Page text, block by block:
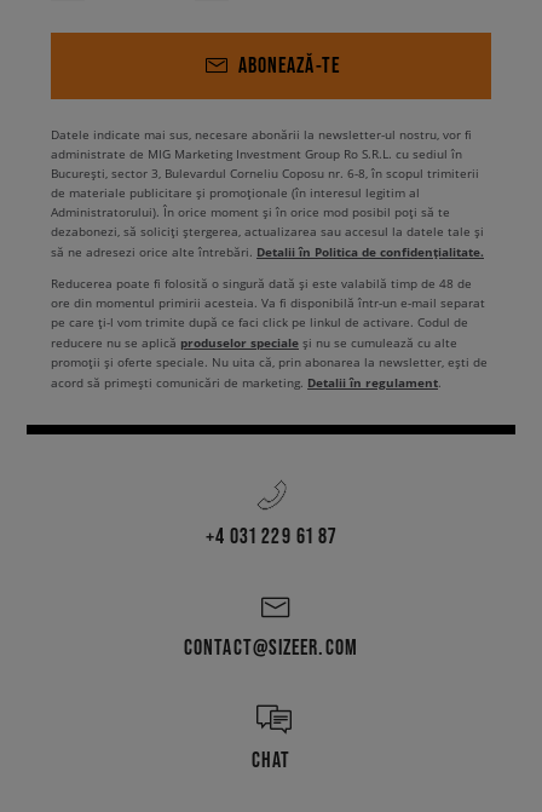
ABONEAZĂ-TE
Datele indicate mai sus, necesare abonării la newsletter-ul nostru, vor fi
administrate de MIG Marketing Investment Group Ro S.R.L. cu sediul în
București, sector 3, Bulevardul Corneliu Coposu nr. 6-8, în scopul trimiterii
de materiale publicitare și promoționale (în interesul legitim al
Administratorului). În orice moment și în orice mod posibil poți să te
dezabonezi, să soliciți ștergerea, actualizarea sau accesul la datele tale și
să ne adresezi orice alte întrebări. Detalii în Politica de confidențialitate.
Reducerea poate fi folosită o singură dată și este valabilă timp de 48 de
ore din momentul primirii acesteia. Va fi disponibilă într-un e-mail separat
pe care ți-l vom trimite după ce faci click pe linkul de activare. Codul de
reducere nu se aplică produselor speciale și nu se cumulează cu alte
promoții și oferte speciale. Nu uita că, prin abonarea la newsletter, ești de
acord să primești comunicări de marketing. Detalii în regulament
+4 031 229 61 87
CONTACT@SIZEER.COM
CHAT